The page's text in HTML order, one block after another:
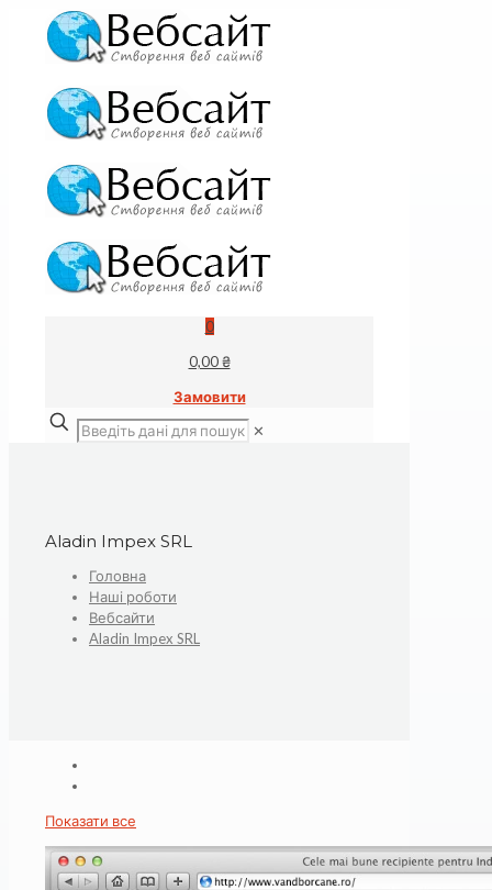
0
0,00 ₴
Замовити
✕
Aladin Impex SRL
Головна
Наші роботи
Вебсайти
Aladin Impex SRL
Показати все